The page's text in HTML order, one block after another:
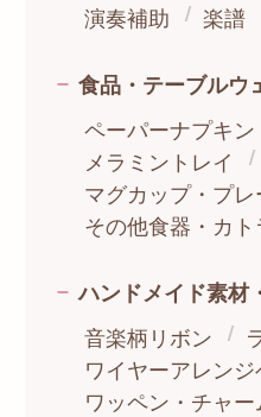
演奏補助
楽譜
食品・テーブルウ
ペーパーナプキン
メラミントレイ
マグカップ・プレ
その他食器・カ
ハンドメイド素材
音楽柄リボン
ワイヤーアレンジ
ワッペン・チャ